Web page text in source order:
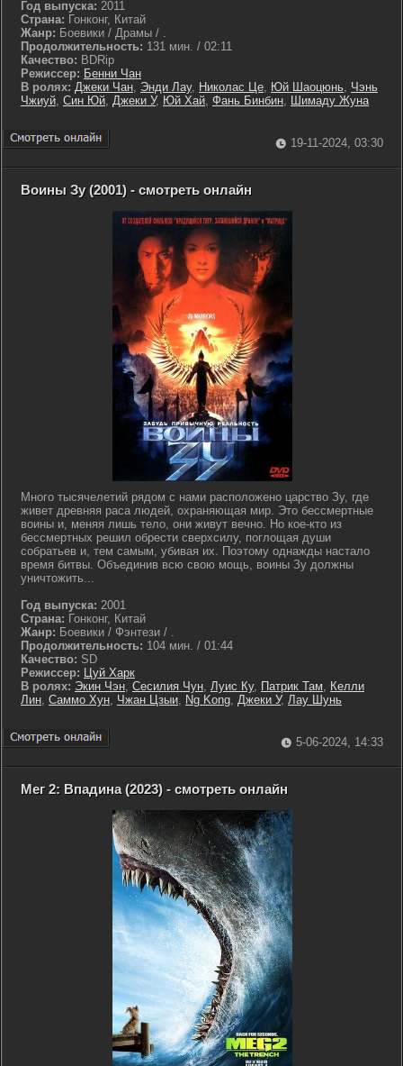
Год выпуска: 2011
Страна: Гонконг, Китай
Жанр: Боевики / Драмы / .
Продолжительность: 131 мин. / 02:11
Качество: BDRip
Режиссер: Бенни Чан
В ролях: Джеки Чан, Энди Лау, Николас Це, Юй Шаоцюнь, Чэнь
Чжиуй, Син Юй, Джеки У, Юй Хай, Фань Бинбин, Шимаду Жуна
19-11-2024, 03:30
Воины Зу (2001) - смотреть онлайн
Много тысячелетий рядом с нами расположено царство Зу, где
живет древняя раса людей, охраняющая мир. Это бессмертные
воины и, меняя лишь тело, они живут вечно. Но кое-кто из
бессмертных решил обрести сверхсилу, поглощая души
собратьев и, тем самым, убивая их. Поэтому однажды настало
время битвы. Объединив всю свою мощь, воины Зу должны
уничтожить...
Год выпуска: 2001
Страна: Гонконг, Китай
Жанр: Боевики / Фэнтези / .
Продолжительность: 104 мин. / 01:44
Качество: SD
Режиссер: Цуй Харк
В ролях: Экин Чэн, Сесилия Чун, Луис Ку, Патрик Там, Келли
Лин, Саммо Хун, Чжан Цзыи, Ng Kong, Джеки У, Лау Шунь
5-06-2024, 14:33
Мег 2: Впадина (2023) - смотреть онлайн